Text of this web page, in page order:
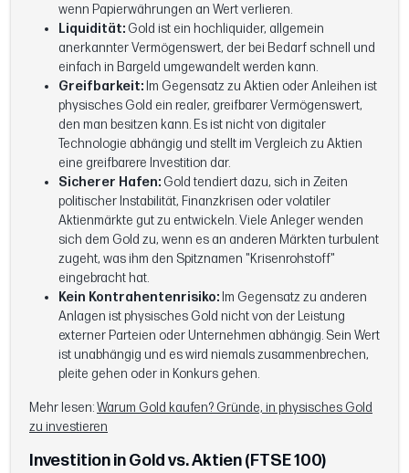
wenn Papierwährungen an Wert verlieren.
Liquidität: Gold ist ein hochliquider, allgemein
anerkannter Vermögenswert, der bei Bedarf schnell und
einfach in Bargeld umgewandelt werden kann.
Greifbarkeit: Im Gegensatz zu Aktien oder Anleihen ist
physisches Gold ein realer, greifbarer Vermögenswert,
den man besitzen kann. Es ist nicht von digitaler
Technologie abhängig und stellt im Vergleich zu Aktien
eine greifbarere Investition dar.
Sicherer Hafen: Gold tendiert dazu, sich in Zeiten
politischer Instabilität, Finanzkrisen oder volatiler
Aktienmärkte gut zu entwickeln. Viele Anleger wenden
sich dem Gold zu, wenn es an anderen Märkten turbulent
zugeht, was ihm den Spitznamen "Krisenrohstoff"
eingebracht hat.
Kein Kontrahentenrisiko: Im Gegensatz zu anderen
Anlagen ist physisches Gold nicht von der Leistung
externer Parteien oder Unternehmen abhängig. Sein Wert
ist unabhängig und es wird niemals zusammenbrechen,
pleite gehen oder in Konkurs gehen.
Mehr lesen:Warum Gold kaufen? Gründe, in physisches Gold
zu investieren
Investition in Gold vs. Aktien (FTSE 100)